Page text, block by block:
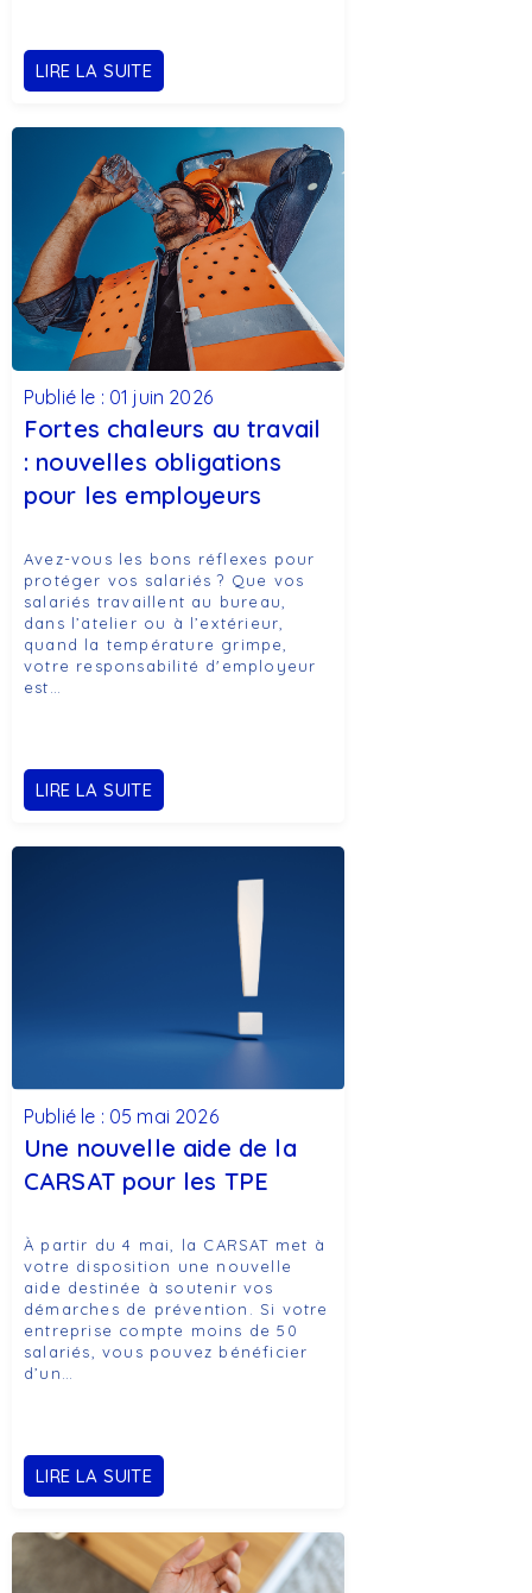
LIRE LA SUITE
Publié le : 01 juin 2026
Fortes chaleurs au travail
: nouvelles obligations
pour les employeurs
Avez-vous les bons réflexes pour
protéger vos salariés ? Que vos
salariés travaillent au bureau,
dans l’atelier ou à l’extérieur,
quand la température grimpe,
votre responsabilité d'employeur
est…
LIRE LA SUITE
Publié le : 05 mai 2026
Une nouvelle aide de la
CARSAT pour les TPE
À partir du 4 mai, la CARSAT met à
votre disposition une nouvelle
aide destinée à soutenir vos
démarches de prévention. Si votre
entreprise compte moins de 50
salariés, vous pouvez bénéficier
d’un…
LIRE LA SUITE